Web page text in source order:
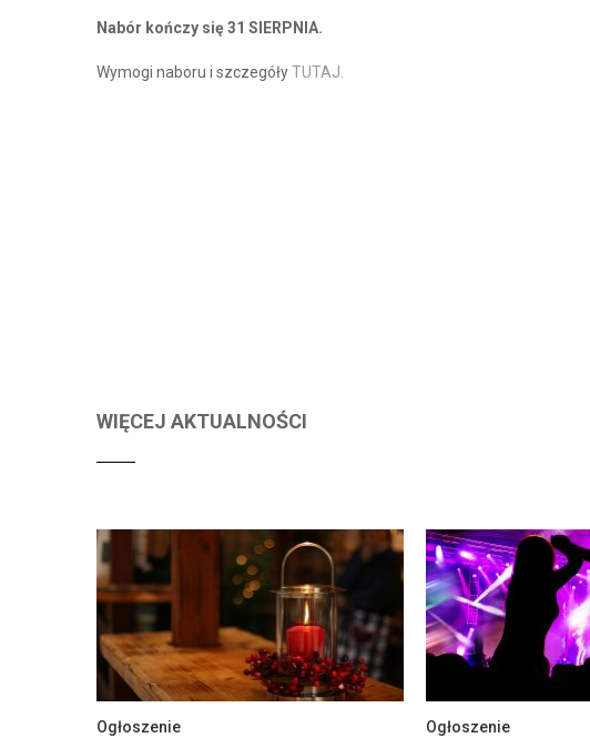
Nabór kończy się 31 SIERPNIA.
Wymogi naboru i szczegółyTUTAJ.
WIĘCEJ AKTUALNOŚCI
Ogłoszenie Ogłoszenie